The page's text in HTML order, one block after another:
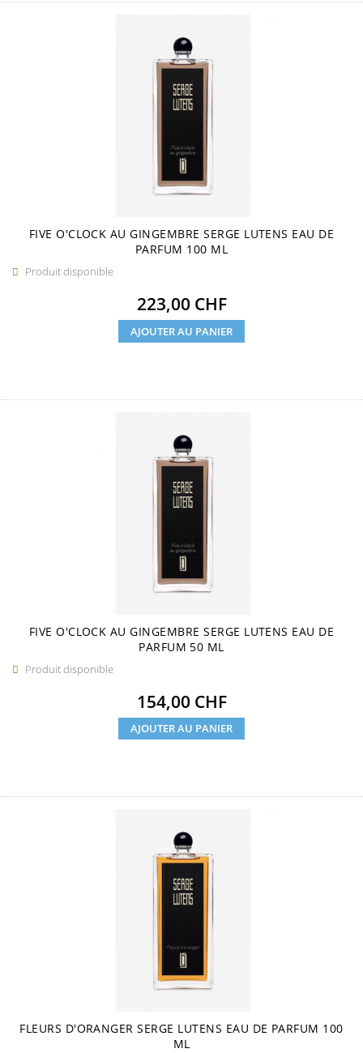
FIVE O'CLOCK AU GINGEMBRE SERGE LUTENS EAU DE
PARFUM 100 ML
 Produit disponible
Prix
223,00 CHF
AJOUTER AU PANIER
FIVE O'CLOCK AU GINGEMBRE SERGE LUTENS EAU DE
PARFUM 50 ML
 Produit disponible
Prix
154,00 CHF
AJOUTER AU PANIER
FLEURS D'ORANGER SERGE LUTENS EAU DE PARFUM 100
ML